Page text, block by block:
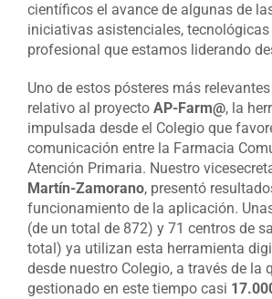
científicos el avance de algunas de
iniciativas asistenciales,
profesional que estamos liderando
Uno de estos pósteres más
relativo al proyecto AP-Farm@, la
impulsada desde el Colegio que
comunicación entre la Farmacia
Atención Primaria. Nuestro
Martín-Zamorano, presentó
funcionamiento de la aplicación.
(de un total de 872) y 71 centros de
total) ya utilizan esta herramienta
desde nuestro Colegio, a través de la
gestionado en este tiempo casi